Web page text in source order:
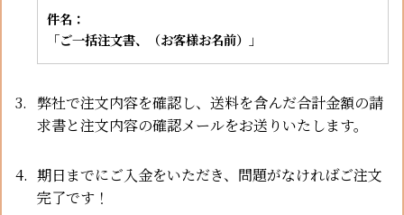
件名：
「ご一括注文書、（お客様お名前）」
弊社で注文内容を確認し、送料を含んだ合計金額の請
求書と注文内容の確認メールをお送りいたします。
期日までにご入金をいただき、問題がなければご注文
完了です！